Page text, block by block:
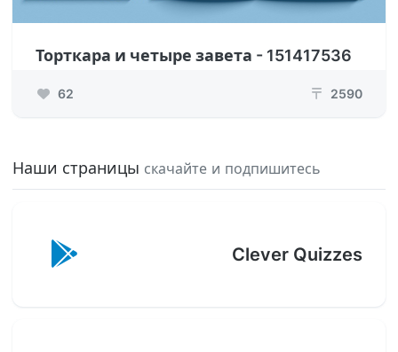
Торткара и четыре завета - 151417536
62 ₸ 2590
Наши страницы скачайте и подпишитесь
Clever Quizzes